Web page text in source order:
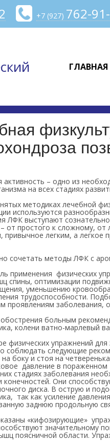
+7 (927) 762-
ГЛАВНАЯ
активность – одно из
на всех стадиях
методиках лечебной
используются
ЛФК выступают
от простого к сложному, от
привычное легким, а легкое
сочетать методы ЛФК с
применения физических
спины, оптимизации
уменьшению
трудоспособности.
проявлениям заболевания,
больным
колени ватно-марлевый
физических упражнений
соблюдать следующие
боку и стоя на
давление в
стадиях заболевания
конечностей. Они
диска. В острую и
так как усиление
заднюю продольную
«кифозирующие»
значительному
поясничной области.